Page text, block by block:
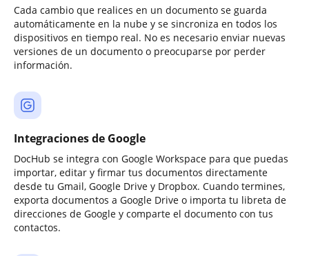
Cada cambio que realices en un documento se guarda
automáticamente en la nube y se sincroniza en todos los
dispositivos en tiempo real. No es necesario enviar nuevas
versiones de un documento o preocuparse por perder
información.
Integraciones de Google
DocHub se integra con Google Workspace para que puedas
importar, editar y firmar tus documentos directamente
desde tu Gmail, Google Drive y Dropbox. Cuando termines,
exporta documentos a Google Drive o importa tu libreta de
direcciones de Google y comparte el documento con tus
contactos.